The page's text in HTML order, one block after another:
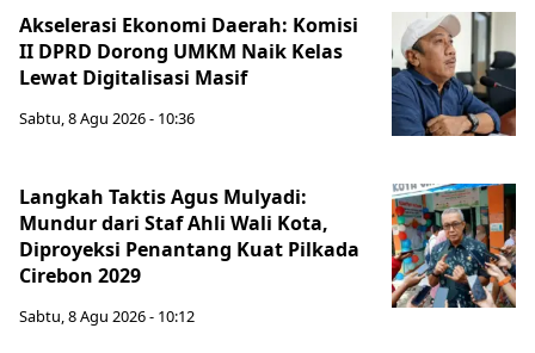
Akselerasi Ekonomi Daerah: Komisi
II DPRD Dorong UMKM Naik Kelas
Lewat Digitalisasi Masif
Sabtu, 8 Agu 2026 - 10:36
Langkah Taktis Agus Mulyadi:
Mundur dari Staf Ahli Wali Kota,
Diproyeksi Penantang Kuat Pilkada
Cirebon 2029
Sabtu, 8 Agu 2026 - 10:12